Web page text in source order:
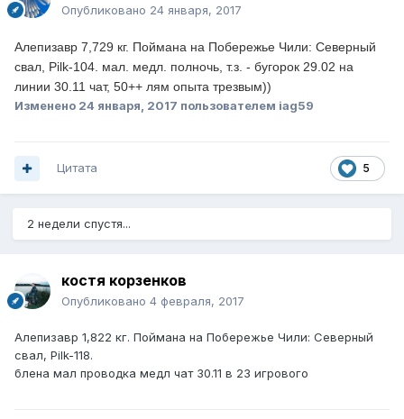
Опубликовано 24 января, 2017
Алепизавр 7,729 кг. Поймана на Побережье Чили: Северный
свал, Pilk-104. мал. медл. полночь, т.з. - бугорок 29.02 на
линии 30.11 чат, 50++ лям опыта трезвым))
Изменено 24 января, 2017 пользователем iag59
5
Цитата
2 недели спустя...
костя корзенков
Опубликовано 4 февраля, 2017
Алепизавр 1,822 кг. Поймана на Побережье Чили: Северный
свал, Pilk-118.
блена мал проводка медл чат 30.11 в 23 игрового